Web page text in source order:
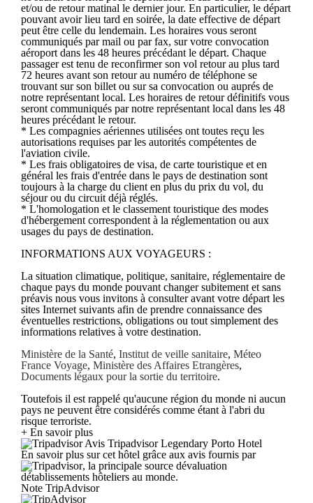
et/ou de retour matinal le dernier jour. En particulier, le départ
pouvant avoir lieu tard en soirée, la date effective de départ
peut être celle du lendemain. Les horaires vous seront
communiqués par mail ou par fax, sur votre convocation
aéroport dans les 48 heures précédant le départ. Chaque
passager est tenu de reconfirmer son vol retour au plus tard
72 heures avant son retour au numéro de téléphone se
trouvant sur son billet ou sur sa convocation ou auprés de
notre représentant local. Les horaires de retour définitifs vous
seront communiqués par notre représentant local dans les 48
heures précédant le retour.
* Les compagnies aériennes utilisées ont toutes reçu les
autorisations requises par les autorités compétentes de
l'aviation civile.
* Les frais obligatoires de visa, de carte touristique et en
général les frais d'entrée dans le pays de destination sont
toujours à la charge du client en plus du prix du vol, du
séjour ou du circuit déjà réglés.
* L'homologation et le classement touristique des modes
d'hébergement correspondent à la réglementation ou aux
usages du pays de destination.
INFORMATIONS AUX VOYAGEURS :
La situation climatique, politique, sanitaire, réglementaire de
chaque pays du monde pouvant changer subitement et sans
préavis nous vous invitons à consulter avant votre départ les
sites Internet suivants afin de prendre connaissance des
éventuelles restrictions, obligations ou tout simplement des
informations relatives à votre destination.
Ministère de la Santé, Institut de veille sanitaire, Méteo
France Voyage, Ministère des Affaires Etrangères,
Documents légaux pour la sortie du territoire.
Toutefois il est rappelé qu'aucune région du monde ni aucun
pays ne peuvent être considérés comme étant à l'abri du
risque terroriste.
+ En savoir plus
Avis Tripadvisor Legendary Porto Hotel
En savoir plus sur cet hôtel grâce aux avis fournis par
, la principale source dévaluation
détablissements hôteliers au monde.
Note TripAdvisor